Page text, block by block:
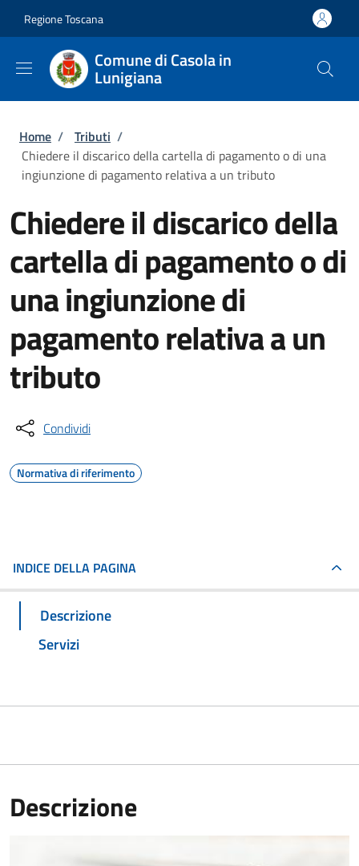
Regione Toscana
Comune di Casola in
Lunigiana
Briciole di pane
Home / Tributi /
Chiedere il discarico della cartella di pagamento o di una
ingiunzione di pagamento relativa a un tributo
Chiedere il discarico della
cartella di pagamento o di
una ingiunzione di
pagamento relativa a un
tributo
Condividi
Normativa di riferimento
INDICE DELLA PAGINA
Descrizione
Servizi
Descrizione